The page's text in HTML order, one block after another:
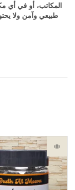
المكاتب، أو في أي
طبيعي وآمن ولا